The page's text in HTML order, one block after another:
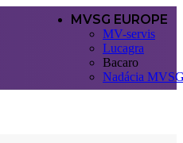
MVSG EUROPE
MV-servis
Lucagra
Bacaro
Nadácia